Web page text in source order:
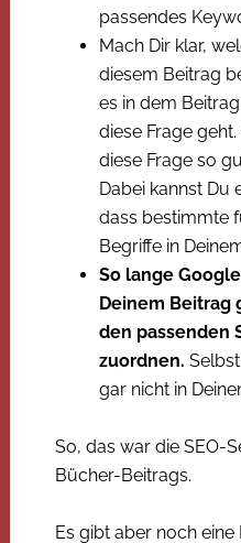
passendes
Mach Dir klar,
diesem Beitrag
es in dem
diese Frage
diese Frage so
Dabei kannst Du
dass bestimmte
Begriffe in
So lange
Deinem Beitrag
den passenden
zuordnen.
gar nicht in
So, das war die SEO-
Bücher-Beitrags.
Es gibt aber noch